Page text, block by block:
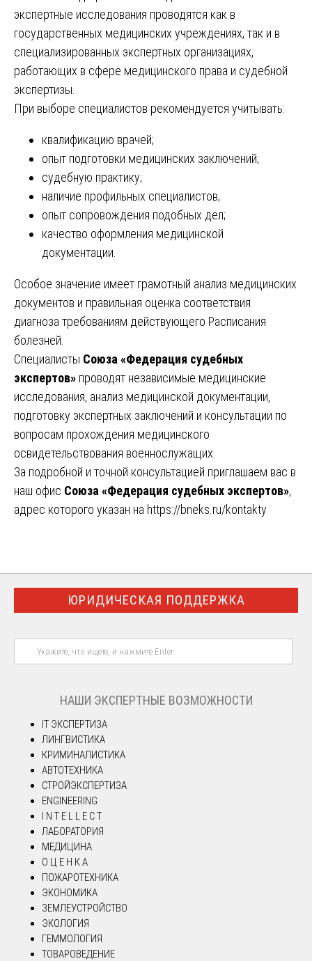
экспертные исследования проводятся как в
государственных медицинских учреждениях, так и в
специализированных экспертных организациях,
работающих в сфере медицинского права и судебной
экспертизы.
При выборе специалистов рекомендуется учитывать:
квалификацию врачей;
опыт подготовки медицинских заключений;
судебную практику;
наличие профильных специалистов;
опыт сопровождения подобных дел;
качество оформления медицинской
документации.
Особое значение имеет грамотный анализ медицинских
документов и правильная оценка соответствия
диагноза требованиям действующего Расписания
болезней.
Специалисты Союза «Федерация судебных
экспертов» проводят независимые медицинские
исследования, анализ медицинской документации,
подготовку экспертных заключений и консультации по
вопросам прохождения медицинского
освидетельствования военнослужащих.
За подробной и точной консультацией приглашаем вас в
наш офис Союза «Федерация судебных экспертов»,
адрес которого указан на https://bneks.ru/kontakty
ЮРИДИЧЕСКАЯ ПОДДЕРЖКА
НАШИ ЭКСПЕРТНЫЕ ВОЗМОЖНОСТИ
IT ЭКСПЕРТИЗА
ЛИНГВИСТИКА
КРИМИНАЛИСТИКА
АВТОТЕХНИКА
СТРОЙЭКСПЕРТИЗА
ENGINEERING
I N T E L L E C T
ЛАБОРАТОРИЯ
МЕДИЦИНА
О Ц Е Н К А
ПОЖАРОТЕХНИКА
ЭКОНОМИКА
ЗЕМЛЕУСТРОЙСТВО
ЭКОЛОГИЯ
ГЕММОЛОГИЯ
ТОВАРОВЕДЕНИЕ